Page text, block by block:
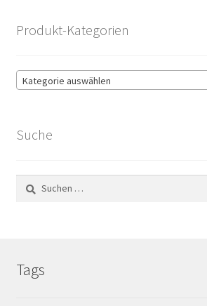
Produkt-Kategorien
Kategorie auswählen
Suche
nach:
Tags